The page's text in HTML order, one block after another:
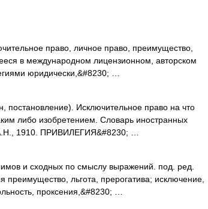
право, личное право, преимущество,
в международном лицензионном, авторском
юридически,&#8230; …
постановление). Исключительное право на что
либо изобретением. Словарь иностранных
1910. ПРИВИЛЕГИЯ&#8230; …
и сходных по смыслу выражений. под. ред.
льгота, прерогатива; исключение,
проксения,&#8230; …